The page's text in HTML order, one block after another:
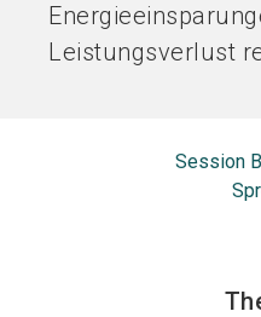
Leistungsverlust
Session